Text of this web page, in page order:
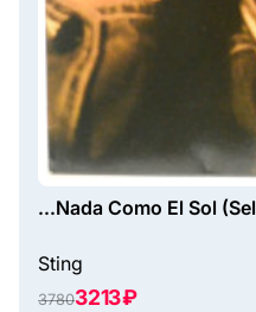
...Nada Como El Sol
Sting
37803213 ₽